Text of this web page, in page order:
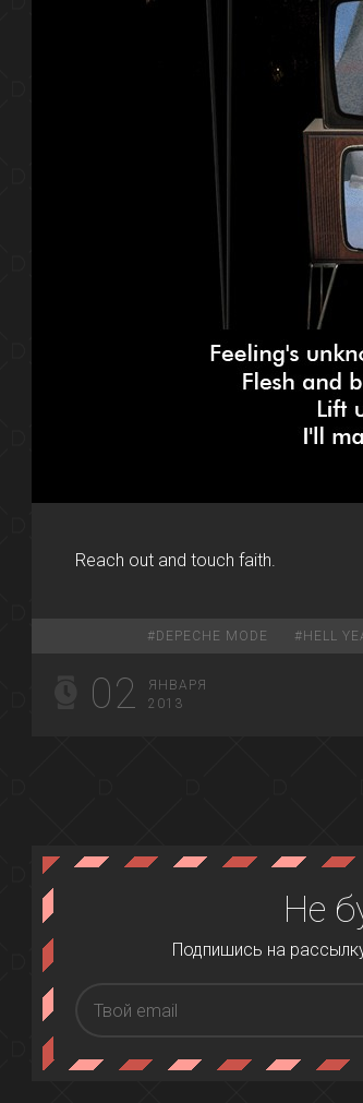
Reach out and touch faith.
# DEPECHE MODE # HELL
02
ЯНВАРЯ
2013
Не
Подпишись на